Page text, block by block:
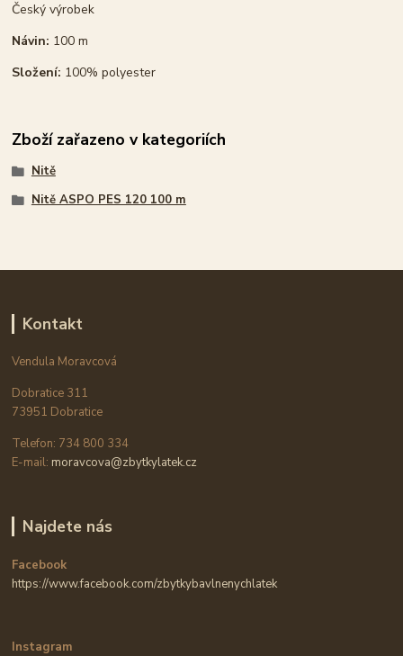
Český výrobek
Návin: 100 m
Složení: 100% polyester
Zboží zařazeno v kategoriích
Nitě
Nitě ASPO PES 120 100 m
Kontakt
Vendula Moravcová
Dobratice 311
73951 Dobratice
Telefon: 734 800 334
E-mail: moravcova@zbytkylatek.cz
Najdete nás
Facebook
https://www.facebook.com/zbytkybavlnenychlatek
Instagram